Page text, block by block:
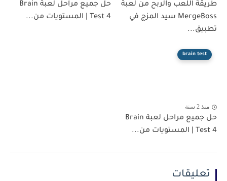
طريقة اللعب والربح من لعبة
MergeBoss سيد المزج في
تطبيق...
حل جميع مراحل لعبة Brain
Test 4 | المستويات من...
brain test
منذ 2 سنة
حل جميع مراحل لعبة Brain
Test 4 | المستويات من...
تعليقات